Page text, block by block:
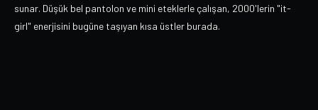
sunar. Düşük bel pantolon ve mini eteklerle çalışan, 2000'lerin "it-
girl" enerjisini bugüne taşıyan kısa üstler burada.